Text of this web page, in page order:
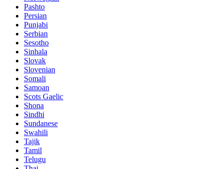
Pashto
Persian
Punjabi
Serbian
Sesotho
Sinhala
Slovak
Slovenian
Somali
Samoan
Scots Gaelic
Shona
Sindhi
Sundanese
Swahili
Tajik
Tamil
Telugu